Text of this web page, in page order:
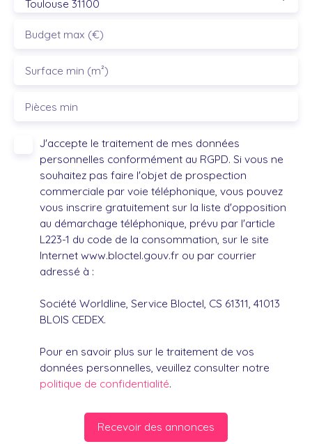
Toulouse 31100
Budget max (€)
Surface min (m²)
Pièces min
J'accepte le traitement de mes données
personnelles conformément au RGPD. Si vous ne
souhaitez pas faire l'objet de prospection
commerciale par voie téléphonique, vous pouvez
vous inscrire gratuitement sur la liste d'opposition
au démarchage téléphonique, prévu par l'article
L223-1 du code de la consommation, sur le site
Internet www.bloctel.gouv.fr ou par courrier
adressé à :
Société Worldline, Service Bloctel, CS 61311, 41013
BLOIS CEDEX.
Pour en savoir plus sur le traitement de vos
données personnelles, veuillez consulter notre
politique de confidentialité.
Recevoir des annonces